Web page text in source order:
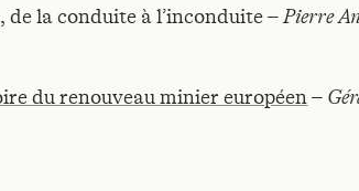
la conduite à l’inconduite –Pierre
du renouveau minier européen–